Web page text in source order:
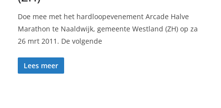
Doe mee met het hardloopevenement Arcade Halve
Marathon te Naaldwijk, gemeente Westland (ZH) op za
26 mrt 2011. De volgende
Lees meer